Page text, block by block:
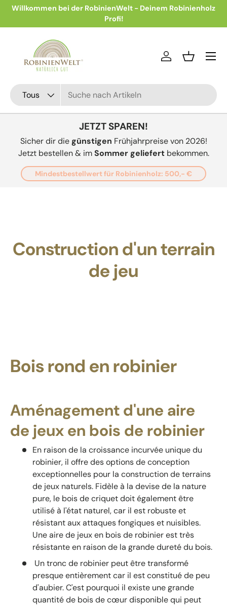
Willkommen bei der RobinienWelt - Deinem Robinienholz
Profi!
Recherche
Type de produit
Tous
Se connecter
Panier
Menu
JETZT SPAREN!
Sicher dir diegünstigen Frühjahrpreise von 2026!
Jetzt bestellen & imSommer geliefertbekommen.
Mindestbestellwert für Robinienholz: 500,- €
Construction d'un terrain
de jeu
Bois rond en robinier
Aménagement d'une aire
de jeux en bois de robinier
En raison de la croissance incurvée unique du
robinier, il offre des options de conception
exceptionnelles pour la construction de terrains
de jeux naturels. Fidèle à la devise de la nature
pure, le bois de criquet doit également être
utilisé à l'état naturel, car il est robuste et
résistant aux attaques fongiques et nuisibles.
Une aire de jeux en bois de robinier est très
résistante en raison de la grande dureté du bois.
Un tronc de robinier peut être transformé
presque entièrement car il est constitué de peu
d'aubier. C'est pourquoi il existe une grande
quantité de bois de cœur disponible qui peut